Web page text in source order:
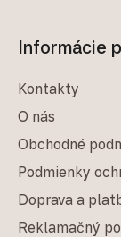
Informácie
Kontakty
O nás
Obchodné
Podmienky
Doprava a
Reklamačný